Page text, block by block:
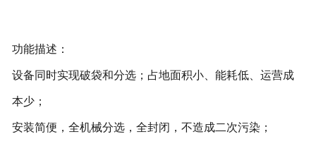
功能描述：
设备同时实现破袋和分选；占地面积小、能耗低、运营成
本少；
安装简便，全机械分选，全封闭，不造成二次污染；